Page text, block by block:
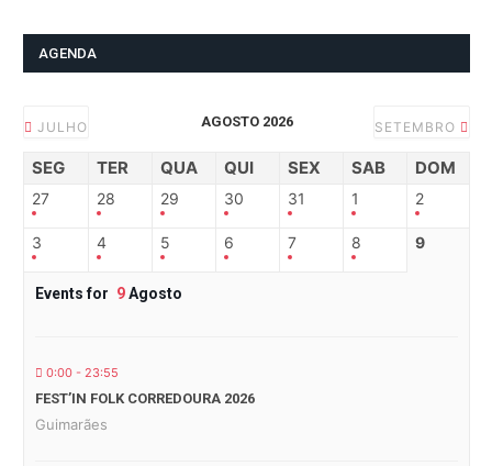
AGENDA
JULHO AGOSTO 2026 SETEMBRO
SEG TER QUA QUI SEX SAB DOM
27 28 29 30 31 1 2
3 4 5 6 7 8 9
Events for 9Agosto
0:00 - 23:55
FEST’IN FOLK CORREDOURA 2026
Guimarães